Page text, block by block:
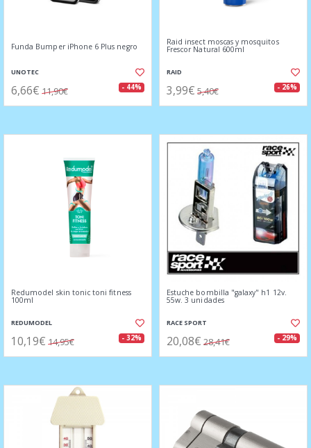
Funda Bumper iPhone 6 Plus negro
UNOTEC
6,66€ 11,90€ - 44%
Raid insect moscas y mosquitos
Frescor Natural 600ml
RAID
3,99€ 5,40€ - 26%
Redumodel skin tonic toni fitness
100ml
REDUMODEL
10,19€ 14,95€ - 32%
Estuche bombilla "galaxy" h1 12v.
55w. 3 unidades
RACE SPORT
20,08€ 28,41€ - 29%